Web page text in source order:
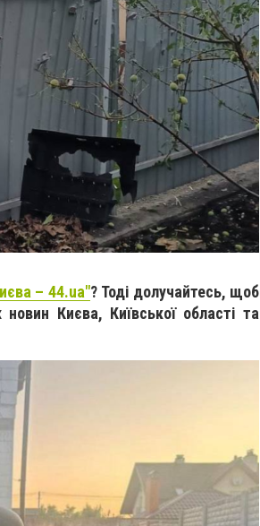
– 44.ua"? Тоді долучайтесь, щоб
Києва, Київської області та